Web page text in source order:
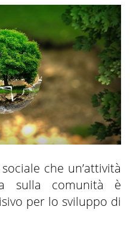
che un’attività
sulla comunità è
per lo sviluppo di